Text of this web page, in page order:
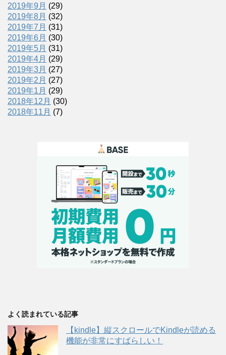
2019年9月 (29)
2019年8月 (32)
2019年7月 (31)
2019年6月 (30)
2019年5月 (31)
2019年4月 (29)
2019年3月 (27)
2019年2月 (27)
2019年1月 (29)
2018年12月 (30)
2018年11月 (7)
よく読まれている記事
【kindle】縦スクロールでKindleが読める
機能が非常にすばらしい！